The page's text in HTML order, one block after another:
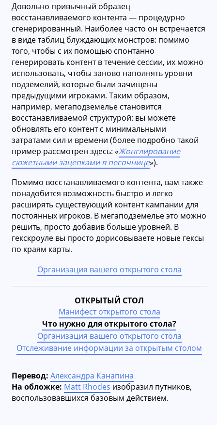
Довольно привычный образец
восстанавливаемого контента — процедурно
сгенерированный. Наиболее часто он встречается
в виде таблиц блуждающих монстров: помимо
того, чтобы с их помощью спонтанно
генерировать контент в течение сессии, их можно
использовать, чтобы заново наполнять уровни
подземелий, которые были зачищены
предыдущими игроками. Таким образом,
например, мегаподземелье становится
восстанавливаемой структурой: вы можете
обновлять его контент с минимальными
затратами сил и времени (более подробно такой
пример рассмотрен здесь: «Жонглирование
сюжетными зацепками в песочнице»).
Помимо восстанавливаемого контента, вам также
понадобится возможность быстро и легко
расширять существующий контент кампании для
постоянных игроков. В мегаподземелье это можно
решить, просто добавив больше уровней. В
гекскроуле вы просто дорисовываете новые гексы
по краям карты.
Организация вашего открытого стола
ОТКРЫТЫЙ СТОЛ
Манифест открытого стола
Что нужно для открытого стола?
Организация вашего открытого стола
Отслеживание информации за открытым столом
Перевод: Александра Канапина
На обложке: Matt Rhodes изобразил путников,
воспользовавшихся базовым действием.